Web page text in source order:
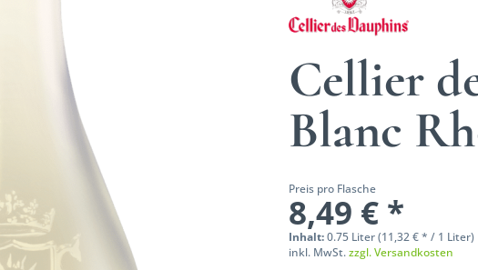
Cellier
Blanc
Preis pro Flasche
8,49 € *
Inhalt:0.75 Liter (11,32 € * / 1 Liter)
inkl. MwSt.zzgl. Versandkosten